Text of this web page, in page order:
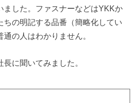
ました。ファスナーなどはYKKか
ちの明記する品番（簡略化してい
の人はわかりません。
に聞いてみました。